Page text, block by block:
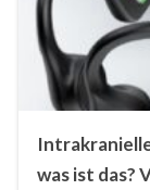
was ist das?